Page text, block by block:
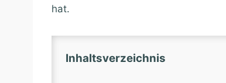
hat.
Inhaltsverzeichnis